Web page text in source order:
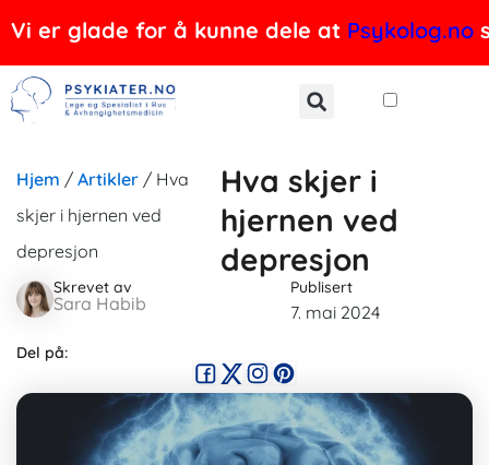
Hopp
til
innholdet
Vi er glade for å kunne dele at Psykolog.no
Hjem / Artikler / Hva
skjer i hjernen ved
depresjon
Hva skjer i
hjernen ved
depresjon
Skrevet av
Sara Habib
Publisert
7. mai 2024
Del på: